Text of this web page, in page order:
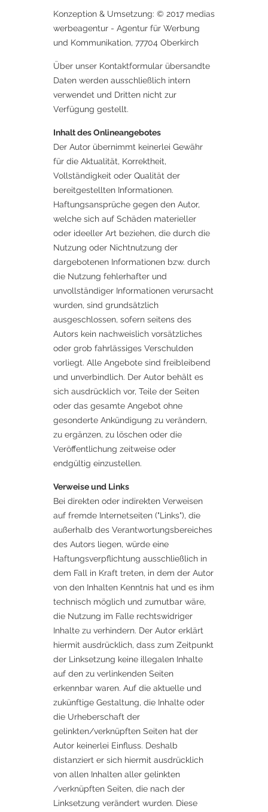
Konzeption & Umsetzung: © 2017 medias
werbeagentur - Agentur für Werbung
und Kommunikation, 77704 Oberkirch
Über unser Kontaktformular übersandte
Daten werden ausschließlich intern
verwendet und Dritten nicht zur
Verfügung gestellt.
Inhalt des Onlineangebotes
Der Autor übernimmt keinerlei Gewähr
für die Aktualität, Korrektheit,
Vollständigkeit oder Qualität der
bereitgestellten Informationen.
Haftungsansprüche gegen den Autor,
welche sich auf Schäden materieller
oder ideeller Art beziehen, die durch die
Nutzung oder Nichtnutzung der
dargebotenen Informationen bzw. durch
die Nutzung fehlerhafter und
unvollständiger Informationen verursacht
wurden, sind grundsätzlich
ausgeschlossen, sofern seitens des
Autors kein nachweislich vorsätzliches
oder grob fahrlässiges Verschulden
vorliegt. Alle Angebote sind freibleibend
und unverbindlich. Der Autor behält es
sich ausdrücklich vor, Teile der Seiten
oder das gesamte Angebot ohne
gesonderte Ankündigung zu verändern,
zu ergänzen, zu löschen oder die
Veröffentlichung zeitweise oder
endgültig einzustellen.
Verweise und Links
Bei direkten oder indirekten Verweisen
auf fremde Internetseiten ("Links"), die
außerhalb des Verantwortungsbereiches
des Autors liegen, würde eine
Haftungsverpflichtung ausschließlich in
dem Fall in Kraft treten, in dem der Autor
von den Inhalten Kenntnis hat und es ihm
technisch möglich und zumutbar wäre,
die Nutzung im Falle rechtswidriger
Inhalte zu verhindern. Der Autor erklärt
hiermit ausdrücklich, dass zum Zeitpunkt
der Linksetzung keine illegalen Inhalte
auf den zu verlinkenden Seiten
erkennbar waren. Auf die aktuelle und
zukünftige Gestaltung, die Inhalte oder
die Urheberschaft der
gelinkten/verknüpften Seiten hat der
Autor keinerlei Einfluss. Deshalb
distanziert er sich hiermit ausdrücklich
von allen Inhalten aller gelinkten
/verknüpften Seiten, die nach der
Linksetzung verändert wurden. Diese